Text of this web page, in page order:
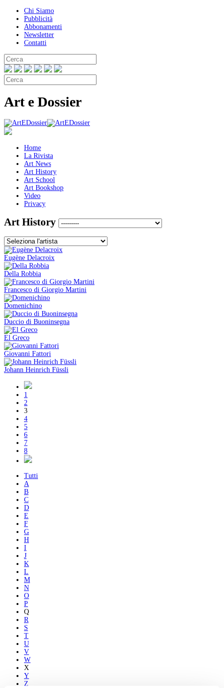
Chi Siamo
Pubblicità
Abbonamenti
Newsletter
Contatti
Art e Dossier
Home
La Rivista
Art News
Art History
Art School
Art Bookshop
Video
Privacy
Art History
Eugène Delacroix
Della Robbia
Francesco di Giorgio Martini
Domenichino
Duccio di Buoninsegna
El Greco
Giovanni Fattori
Johann Heinrich Füssli
1
2
3
4
5
6
7
8
Tutti
A
B
C
D
E
F
G
H
I
J
K
L
M
N
O
P
Q
R
S
T
U
V
W
X
Y
Z